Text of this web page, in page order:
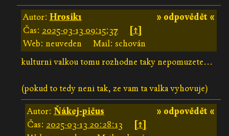
» odpovědět «
Autor: Hrosik1
Čas: 2025-03-13 09:15:37
[↑]
Web: neuveden
Mail: schován
kulturni valkou tomu rozhodne taky nepomuzete...
(pokud to tedy neni tak, ze vam ta valka vyhovuje)
» odpovědět «
Autor: Ňákej-pičus
Čas: 2025-03-13 20:28:13
[↑]